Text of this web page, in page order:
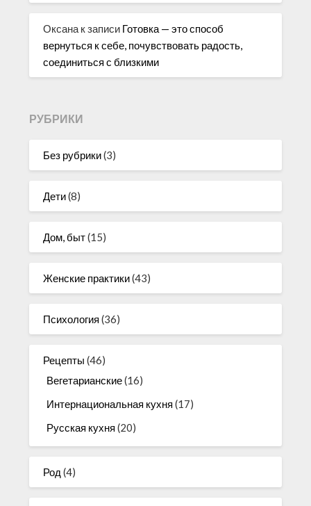
Оксана к записи Готовка — это способ
вернуться к себе, почувствовать радость,
соединиться с близкими
РУБРИКИ
Без рубрики(3)
Дети(8)
Дом, быт(15)
Женские практики(43)
Психология (36)
Рецепты (46)
Вегетарианские(16)
Интернациональная кухня (17)
Русская кухня (20)
Род (4)